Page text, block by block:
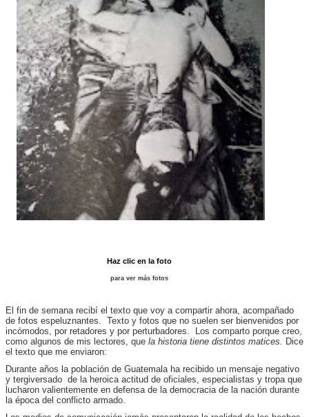
Haz clic en la foto
para ver más fotos
El fin de semana recibí el texto que voy a compartir ahora, acompañado
de fotos espeluznantes. Texto y fotos que no suelen ser bienvenidos por
incómodos, por retadores y por perturbadores. Los comparto porque creo,
como algunos de mis lectores, que la historia tiene distintos matices. Dice
el texto que me enviaron:
Durante años la población de Guatemala ha recibido un mensaje negativo
y tergiversado de la heroica actitud de oficiales, especialistas y tropa que
lucharon valientemente en defensa de la democracia de la nación durante
la época del conflicto armado.